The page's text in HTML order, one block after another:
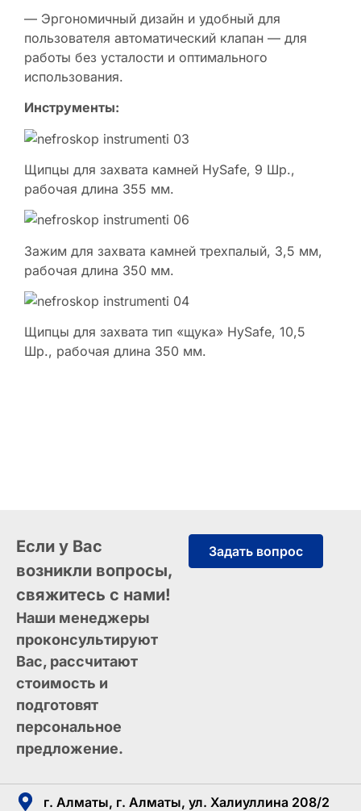
— Эргономичный дизайн и удобный для
пользователя автоматический клапан — для
работы без усталости и оптимального
использования.
Инструменты:
Щипцы для захвата камней HySafe, 9 Шр.,
рабочая длина 355 мм.
Зажим для захвата камней трехпалый, 3,5 мм,
рабочая длина 350 мм.
Щипцы для захвата тип «щука» HySafe, 10,5
Шр., рабочая длина 350 мм.
Если у Вас
возникли вопросы,
свяжитесь с нами!
Наши менеджеры
проконсультируют
Вас, рассчитают
стоимость и
подготовят
персональное
предложение.
Задать вопрос
г. Алматы, г. Алматы, ул. Халиуллина 208/2